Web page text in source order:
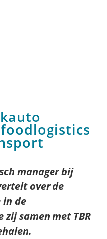
manager bij
over de
in de
samen met TBR